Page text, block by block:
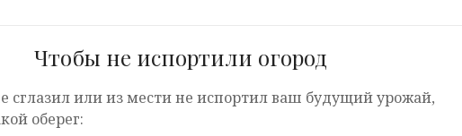
Чтобы не испортили огород
сглазил или из мести не испортил ваш будущий урожай,
оберег: